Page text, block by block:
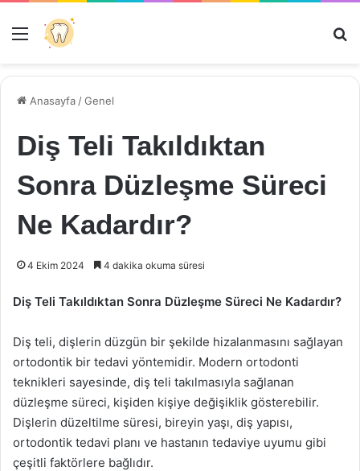
Menü
Anasayfa /Genel
Diş Teli Takıldıktan
Sonra Düzleşme Süreci
Ne Kadardır?
4 Ekim 2024 4 dakika okuma süresi
Diş Teli Takıldıktan Sonra Düzleşme Süreci Ne Kadardır?
Diş teli, dişlerin düzgün bir şekilde hizalanmasını sağlayan
ortodontik bir tedavi yöntemidir. Modern ortodonti
teknikleri sayesinde, diş teli takılmasıyla sağlanan
düzleşme süreci, kişiden kişiye değişiklik gösterebilir.
Dişlerin düzeltilme süresi, bireyin yaşı, diş yapısı,
ortodontik tedavi planı ve hastanın tedaviye uyumu gibi
çeşitli faktörlere bağlıdır.